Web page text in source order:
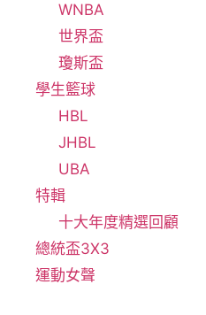
WNBA
世界盃
瓊斯盃
學生籃球
HBL
JHBL
UBA
特輯
十大年度精選回顧
總統盃3X3
運動女聲